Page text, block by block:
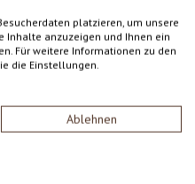
platzieren, um unsere
Inhalte anzuzeigen und Ihnen ein
Für weitere Informationen zu den
die Einstellungen.
Ablehnen
prodotto con altri clienti.
nella lingua corrente.